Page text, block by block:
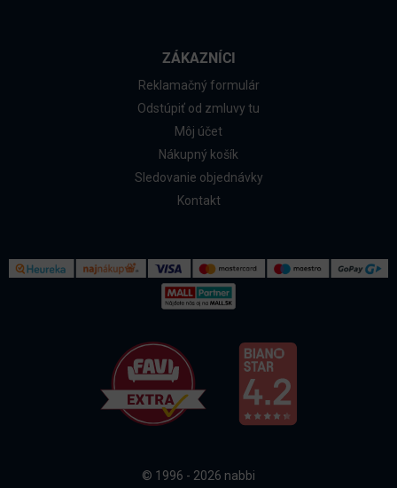
ZÁKAZNÍCI
Reklamačný formulár
Odstúpiť od zmluvy tu
Môj účet
Nákupný košík
Sledovanie objednávky
Kontakt
© 1996 - 2026 nabbi